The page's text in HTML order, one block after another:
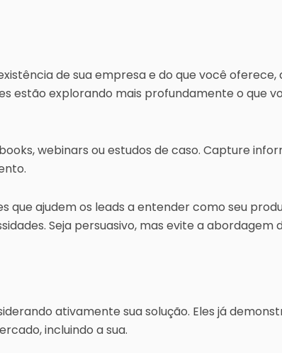
de sua empresa e do que você
estão explorando mais profundamente o que
webinars ou estudos de caso. Capture
ajudem os leads a entender como seu
Seja persuasivo, mas evite a abordagem
ativamente sua solução. Eles já
incluindo a sua.